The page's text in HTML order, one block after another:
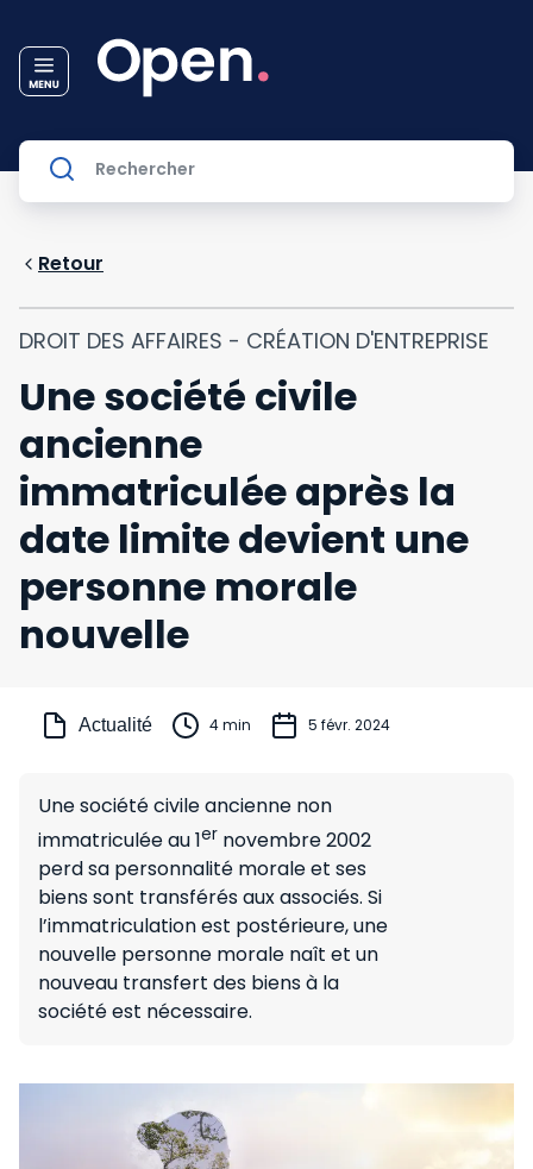
Retour
DROIT DES AFFAIRES - CRÉATION D'ENTREPRISE
Une société civile
ancienne
immatriculée après la
date limite devient une
personne morale
nouvelle
Actualité 4 min 5 févr. 2024
Une société civile ancienne non
immatriculée au 1er novembre 2002
perd sa personnalité morale et ses
biens sont transférés aux associés. Si
l’immatriculation est postérieure, une
nouvelle personne morale naît et un
nouveau transfert des biens à la
société est nécessaire.